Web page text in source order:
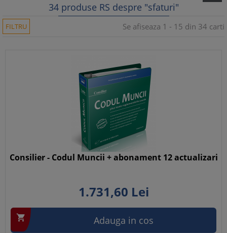
34 produse RS despre "sfaturi"
FILTRU Se afiseaza 1 - 15 din 34 carti
Consilier - Codul Muncii + abonament 12 actualizari
1.731,60 Lei
 Adauga in cos